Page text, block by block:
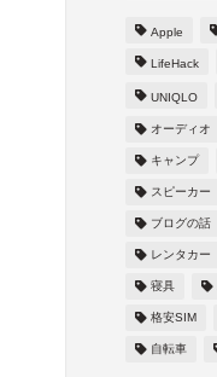
Apple
LifeHack
UNIQLO
オーディオ
キャンプ
スピーカー
ブログの話
レンタカー
寝具
格安SIM
自転車